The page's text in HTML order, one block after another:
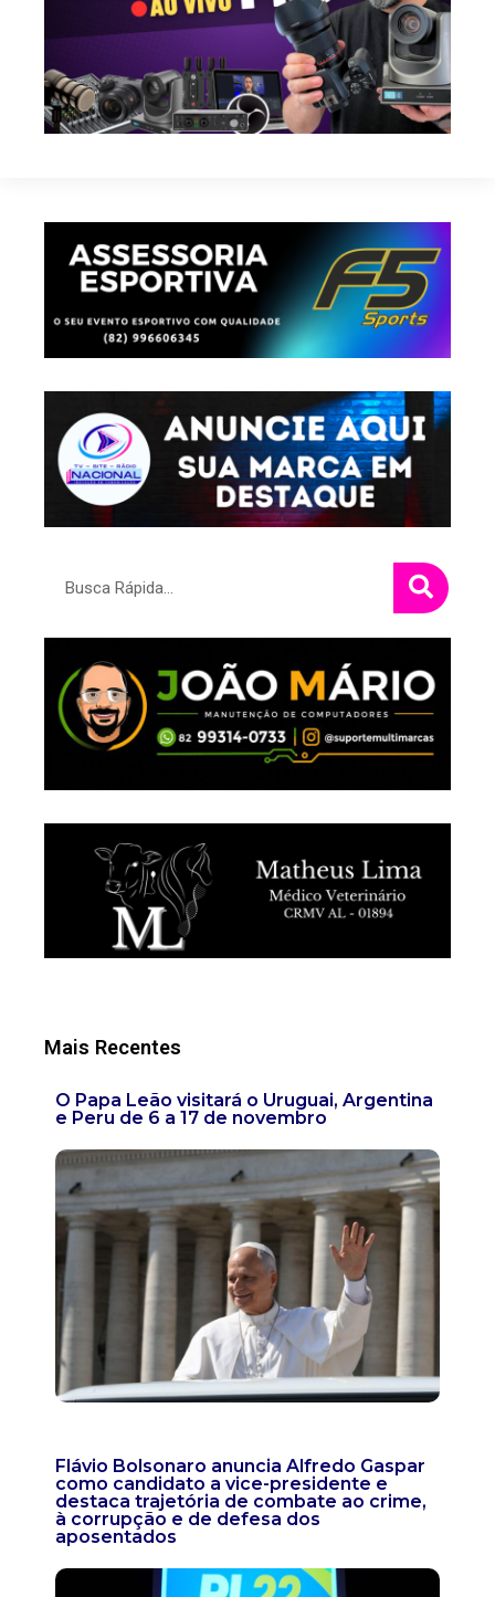
Mais Recentes
O Papa Leão visitará o Uruguai, Argentina
e Peru de 6 a 17 de novembro
Flávio Bolsonaro anuncia Alfredo Gaspar
como candidato a vice-presidente e
destaca trajetória de combate ao crime,
à corrupção e de defesa dos
aposentados